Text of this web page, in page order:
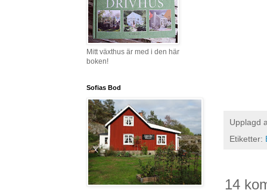
Upplagd
Etiketter:
14
Mitt växthus är med i den här
boken!
Sofias Bod